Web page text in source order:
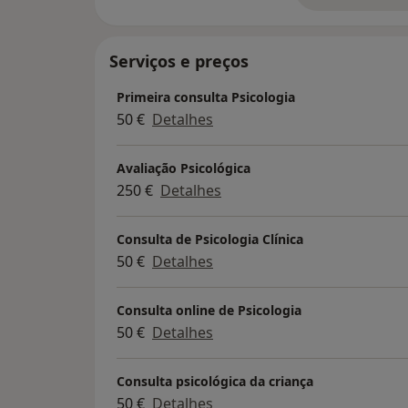
acreditando que este trabalho fará uma
alterar a forma como a mesma é contada.
No meu trabalho utilizo a perspetiva
todo, não considerando apenas os
Serviços e preços
Primeira consulta Psicologia
50 € Detalhes
Avaliação Psicológica
250 € Detalhes
Consulta de Psicologia Clínica
50 € Detalhes
Consulta online de Psicologia
50 € Detalhes
Consulta psicológica da criança
50 € Detalhes